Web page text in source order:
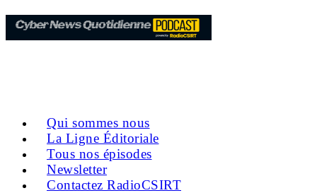
Qui sommes nous
La Ligne Éditoriale
Tous nos épisodes
Newsletter
Contactez RadioCSIRT